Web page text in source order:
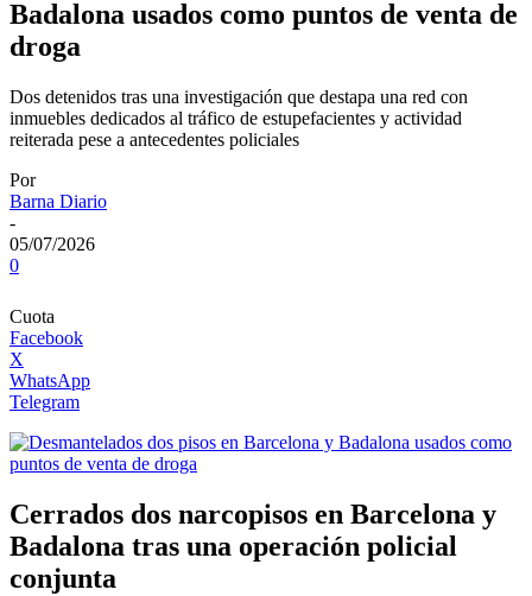
Badalona usados como puntos de venta de
droga
Dos detenidos tras una investigación que destapa una red con
inmuebles dedicados al tráfico de estupefacientes y actividad
reiterada pese a antecedentes policiales
Por
Barna Diario
-
05/07/2026
0
Cuota
Facebook
X
WhatsApp
Telegram
Cerrados dos narcopisos en Barcelona y
Badalona tras una operación policial
conjunta